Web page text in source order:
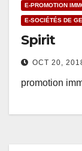
E-PROMOTION
E-SOCIÉTÉS DE
Spirit
OCT 20,
promotion